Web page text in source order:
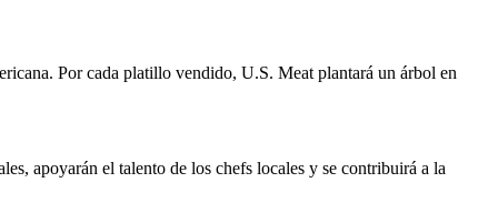
Por cada platillo vendido, U.S. Meat plantará un árbol en
apoyarán el talento de los chefs locales y se contribuirá a la